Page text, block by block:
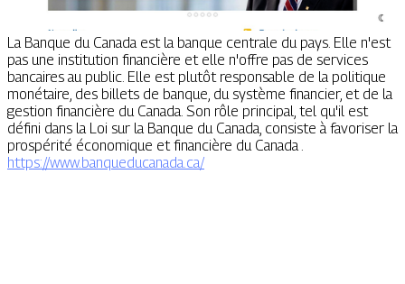
La Banque du Canada est la banque centrale du pays. Elle n'est
pas une institution financière et elle n'offre pas de services
bancaires au public. Elle est plutôt responsable de la politique
monétaire, des billets de banque, du système financier, et de la
gestion financière du Canada. Son rôle principal, tel qu'il est
défini dans la Loi sur la Banque du Canada, consiste à favoriser la
prospérité économique et financière du Canada .
https://www.banqueducanada.ca/